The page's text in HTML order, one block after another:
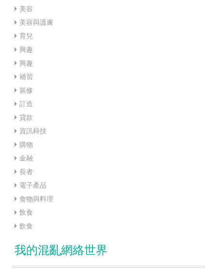
美容
美容與護膚
育兒
興趣
興趣
補習
裝修
訂造
貸款
資訊科技
購物
金融
長者
電子產品
食物與料理
飲食
飲食
我的混亂網絡世界